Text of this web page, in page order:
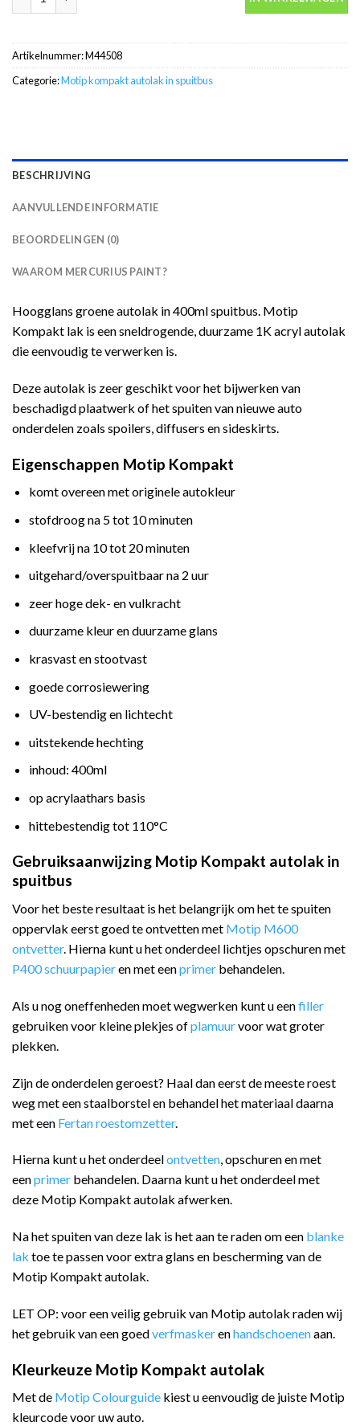
Artikelnummer:M44508
Categorie:Motip kompakt autolak in spuitbus
BESCHRIJVING
AANVULLENDE INFORMATIE
BEOORDELINGEN (0)
WAAROM MERCURIUS PAINT?
Hoogglans groene autolak in 400ml spuitbus. Motip
Kompakt lak is een sneldrogende, duurzame 1K acryl autolak
die eenvoudig te verwerken is.
Deze autolak is zeer geschikt voor het bijwerken van
beschadigd plaatwerk of het spuiten van nieuwe auto
onderdelen zoals spoilers, diffusers en sideskirts.
Eigenschappen Motip Kompakt
komt overeen met originele autokleur
stofdroog na 5 tot 10 minuten
kleefvrij na 10 tot 20 minuten
uitgehard/overspuitbaar na 2 uur
zeer hoge dek- en vulkracht
duurzame kleur en duurzame glans
krasvast en stootvast
goede corrosiewering
UV-bestendig en lichtecht
uitstekende hechting
inhoud: 400ml
op acrylaathars basis
hittebestendig tot 110°C
Gebruiksaanwijzing Motip Kompakt autolak in
spuitbus
Voor het beste resultaat is het belangrijk om het te spuiten
oppervlak eerst goed te ontvetten met Motip M600
ontvetter. Hierna kunt u het onderdeel lichtjes opschuren met
P400 schuurpapieren met eenprimer behandelen.
Als u nog oneffenheden moet wegwerken kunt u eenfiller
gebruiken voor kleine plekjes ofplamuurvoor wat groter
plekken.
Zijn de onderdelen geroest? Haal dan eerst de meeste roest
weg met een staalborstel en behandel het materiaal daarna
met een Fertan roestomzetter.
Hierna kunt u het onderdeelontvetten, opschuren en met
eenprimer behandelen. Daarna kunt u het onderdeel met
deze Motip Kompakt autolak afwerken.
Na het spuiten van deze lak is het aan te raden om een blanke
lak toe te passen voor extra glans en bescherming van de
Motip Kompakt autolak.
LET OP: voor een veilig gebruik van Motip autolak raden wij
het gebruik van een goedverfmaskerenhandschoenenaan.
Kleurkeuze Motip Kompakt autolak
Met de Motip Colourguide kiest u eenvoudig de juiste Motip
kleurcode voor uw auto.